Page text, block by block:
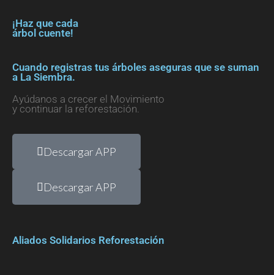
¡Haz que cada
árbol cuente!
Cuando registras tus árboles aseguras que se suman
a La Siembra.
Ayúdanos a crecer el Movimiento
y continuar la reforestación.
Descargar APP
Descargar APP
Aliados Solidarios Reforestación